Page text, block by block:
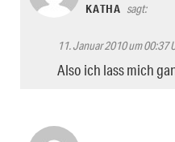
KATHA sagt:
11. Januar 2010 um 00:37
Also ich lass mich